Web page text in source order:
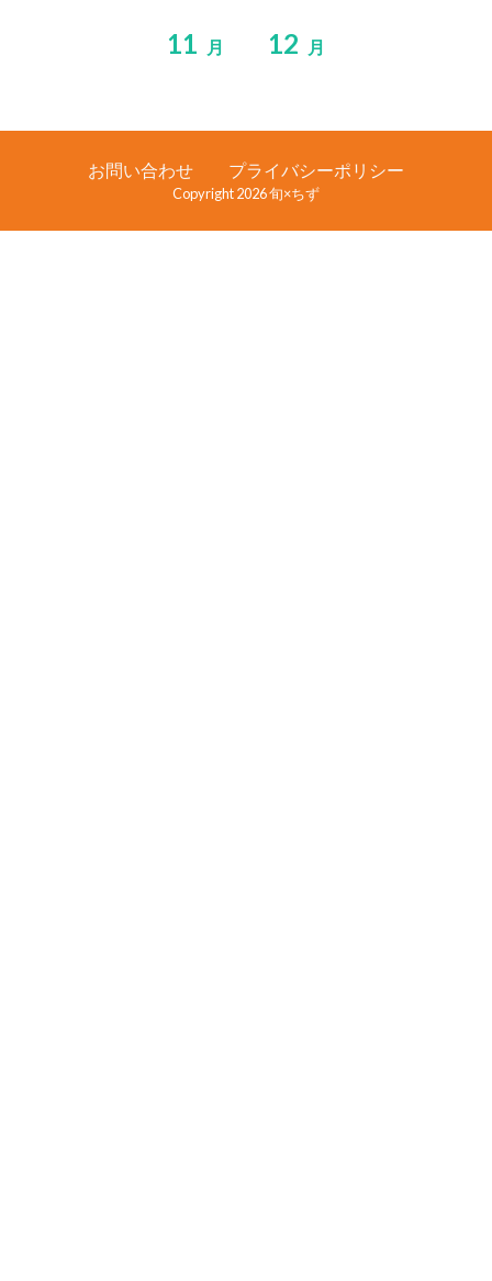
11 月 12 月
お問い合わせ プライバシーポリシー
Copyright 2026 旬×ちず